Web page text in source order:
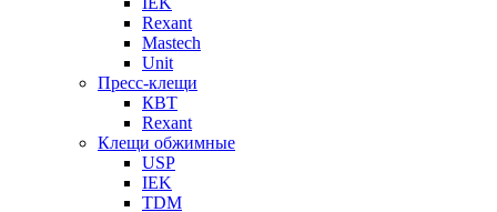
Rexant
Mastech
Unit
Пресс-клещи
КВТ
Rexant
Клещи обжимные
USP
IEK
TDM